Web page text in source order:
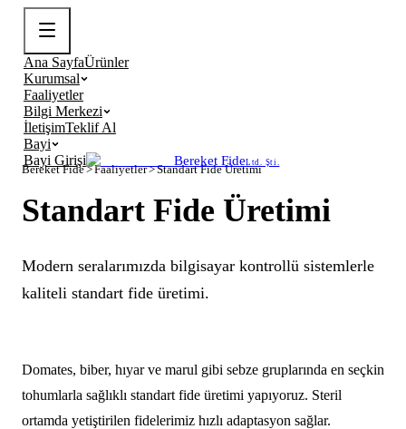
Ana SayfaÜrünler
Kurumsal
Faaliyetler
Bilgi Merkezi
İletişimTeklif Al
Bayi
Bayi Girişi
Bereket FideLtd. Şti.
Bereket Fide>Faaliyetler>Standart Fide Üretimi
Standart Fide Üretimi
Modern seralarımızda bilgisayar kontrollü sistemlerle
kaliteli standart fide üretimi.
Domates, biber, hıyar ve marul gibi sebze gruplarında en seçkin
tohumlarla sağlıklı standart fide üretimi yapıyoruz. Steril
ortamda yetiştirilen fidelerimiz hızlı adaptasyon sağlar.